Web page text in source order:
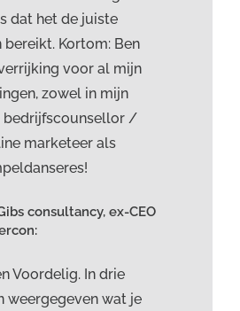
dat het de juiste
Kortom: Ben
voor al mijn
zowel in mijn
bedrijfscounsellor /
marketeer als
consultancy, ex-CEO
Voordelig. In drie
weergegeven wat je